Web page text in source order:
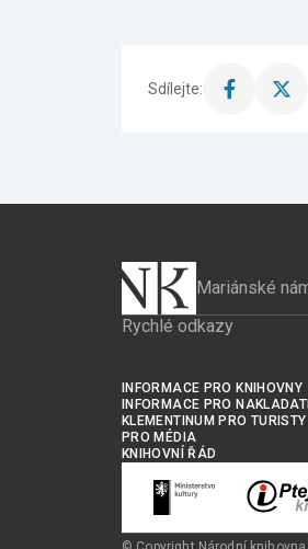
Sdílejte:
Sdílet
Sdílet
Mariánské
Rychlé odkazy
INFORMACE PRO KNIHOVNY
INFORMACE PRO
KLEMENTINUM PRO TURISTY
PRO MÉDIA
KNIHOVNÍ ŘÁD